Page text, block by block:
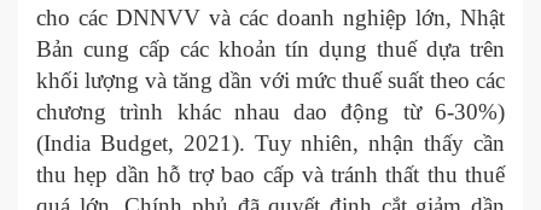
cho các DNNVV và các doanh nghiệp lớn, Nhật
Bản cung cấp các khoản tín dụng thuế dựa trên
khối lượng và tăng dần với mức thuế suất theo các
chương trình khác nhau dao động từ 6-30%)
(India Budget, 2021). Tuy nhiên, nhận thấy cần
thu hẹp dần hỗ trợ bao cấp và tránh thất thu thuế